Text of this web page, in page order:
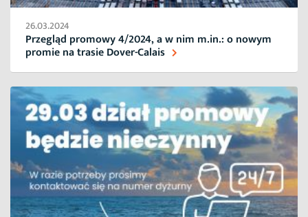
26.03.2024
Przegląd promowy 4/2024, a w nim m.in.: o nowym
promie na trasie Dover-Calais